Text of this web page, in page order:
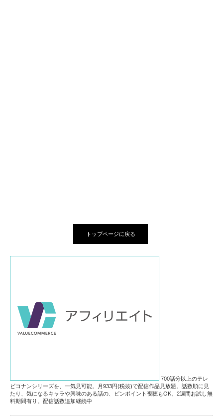
トップページに戻る
700話分以上のテレ
ビコナンシリーズを、一気見可能。月933円(税抜)で配信作品見放題。話数順に見
たり、気になるキャラや興味のある話の、ピンポイント視聴もOK。2週間お試し無
料期間有り。配信話数追加継続中